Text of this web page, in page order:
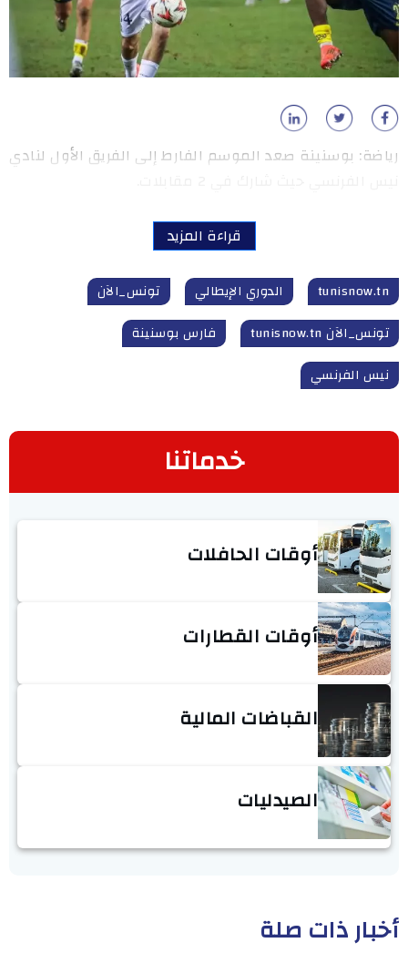
رياضة: بوسنينة صعد الموسم الفارط إلى الفريق الأول لنادي
قراءة المزيد
tunisnow.tn الدوري الإيطالي
تونس_الآن
تونس_الآن tunisnow.tn
فارس بوسنينة
نيس الفرنسي
خدماتنا
أوقات الحافلات
أوقات القطارات
القباضات المالية
الصيدليات
أخبار ذات صلة